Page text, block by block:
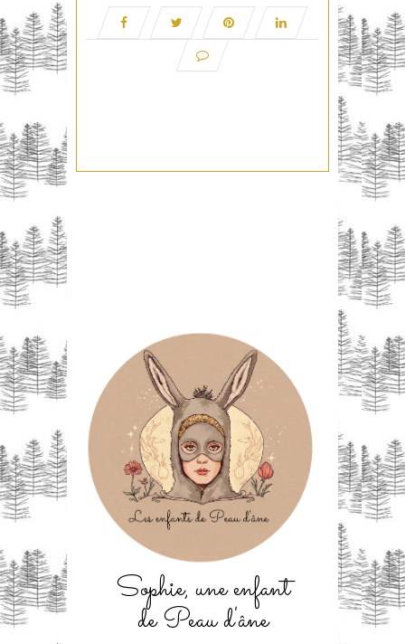
Sophie, une enfant
de Peau d'âne